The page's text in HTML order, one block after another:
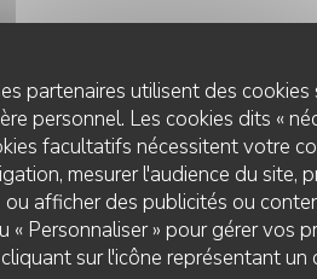
partenaires utilisent des
personnel. Les cookies dits «
facultatifs nécessitent votre
mesurer l'audience du site,
afficher des publicités ou
« Personnaliser » pour gérer
sur l'icône représentant
Service: 5/5 Ambiance
jamais déçus. Le personnel est aux
L'AILE ET LA